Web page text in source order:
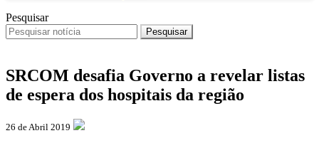
Pesquisar
Pesquisar
SRCOM desafia Governo a revelar listas
de espera dos hospitais da região
26 de Abril 2019